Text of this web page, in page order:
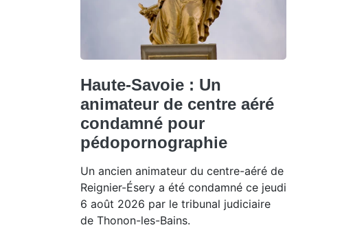
Haute-Savoie : Un
animateur de centre aéré
condamné pour
pédopornographie
Un ancien animateur du centre-aéré de
Reignier-Ésery a été condamné ce jeudi
6 août 2026 par le tribunal judiciaire
de Thonon-les-Bains.